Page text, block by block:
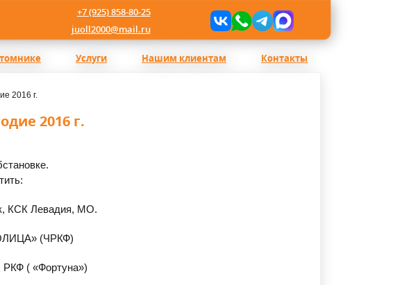
+7 (925) 858-80-25
juoll2000@mail.ru
Услуги Нашим клиентам Контакты
2016 г.
2016 г.
КСК Левадия, МО.
» (ЧРКФ)
РКФ ( «Фортуна»)